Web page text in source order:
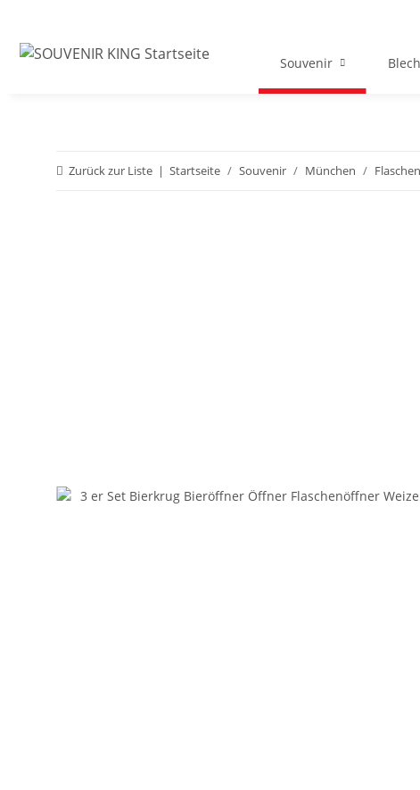
Souvenir
Zurück zur Liste Startseite Souvenir München